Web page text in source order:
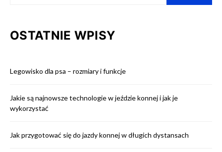
OSTATNIE WPISY
Legowisko dla psa – rozmiary i funkcje
Jakie są najnowsze technologie w jeździe konnej i jak je
wykorzystać
Jak przygotować się do jazdy konnej w długich dystansach